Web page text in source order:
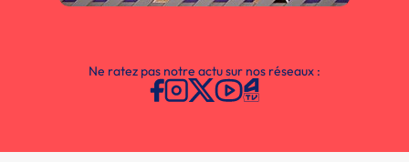
Ne ratez pas notre actu sur nos réseaux :